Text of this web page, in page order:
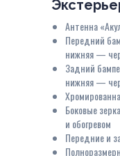
Антенна
Передний
нижняя —
Задний
нижняя —
Боковые
и обогревом
Передние и